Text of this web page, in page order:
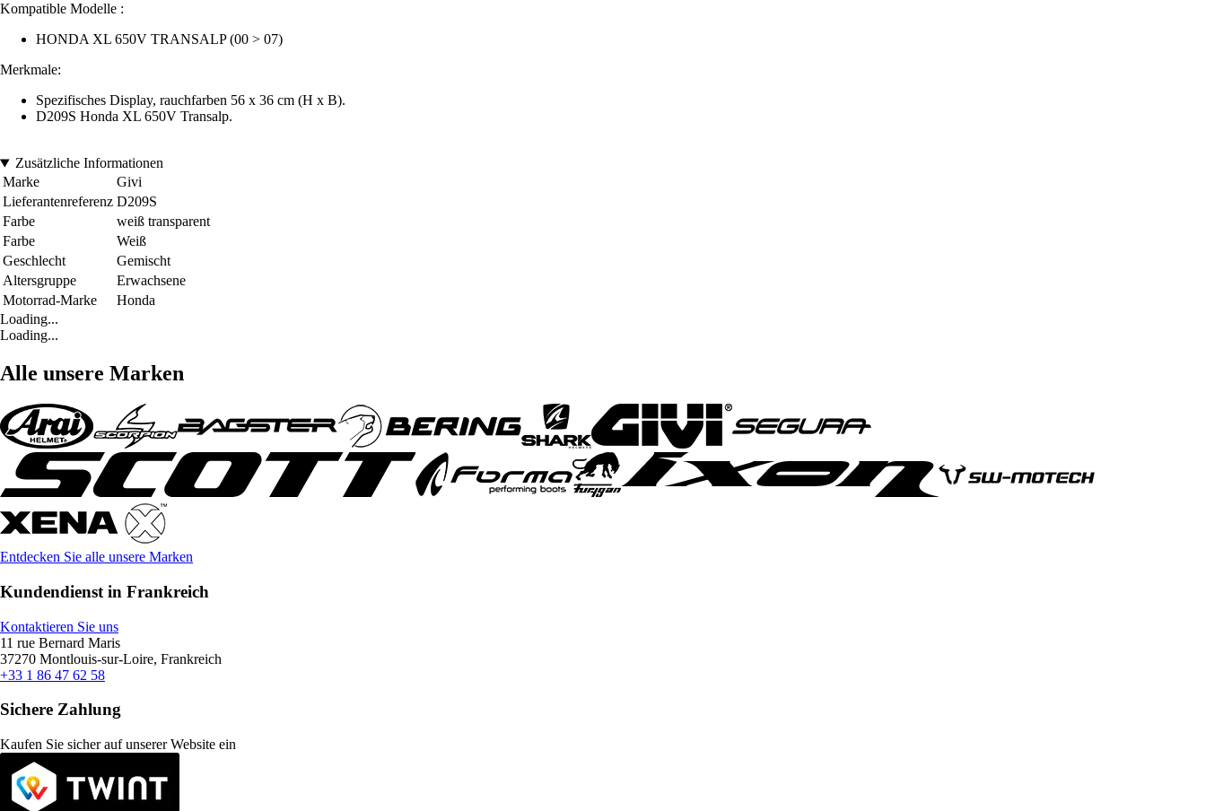
Kompatible Modelle :
HONDA XL 650V TRANSALP (00 > 07)
Merkmale:
Spezifisches Display, rauchfarben 56 x 36 cm (H x B).
D209S Honda XL 650V Transalp.
Zusätzliche Informationen
Marke
Givi
Lieferantenreferenz D209S
Farbe
weiß transparent
Farbe
Weiß
Geschlecht
Gemischt
Altersgruppe
Erwachsene
Motorrad-Marke
Honda
Loading...
Loading...
Alle unsere Marken
Entdecken Sie alle unsere Marken
Kundendienst in Frankreich
Kontaktieren Sie uns
11 rue Bernard Maris
37270 Montlouis-sur-Loire, Frankreich
+33 1 86 47 62 58
Sichere Zahlung
Kaufen Sie sicher auf unserer Website ein